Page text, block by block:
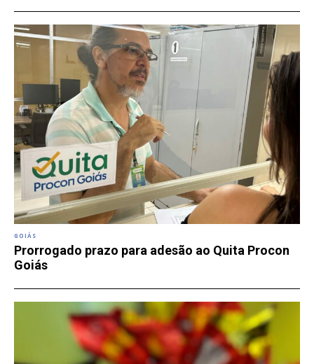
GOIÁS
Prorrogado prazo para adesão ao Quita Procon
Goiás